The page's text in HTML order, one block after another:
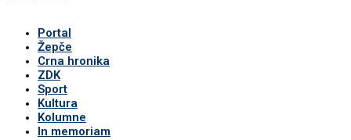
Portal
Žepče
Crna hronika
ZDK
Sport
Kultura
Kolumne
In memoriam